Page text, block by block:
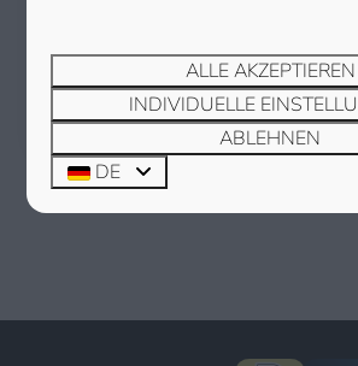
Stornierung bis zu 60 Tage vor
die Stornogebühren nur 50 €.
ALLE AKZEPTIEREN
INDIVIDUELLE
ABLEHNEN
DE